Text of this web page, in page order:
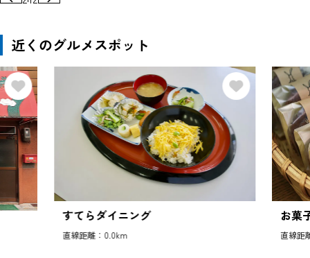
近くのグルメスポット
すてらダイニング
直線距離：0.0km
お菓
直線距